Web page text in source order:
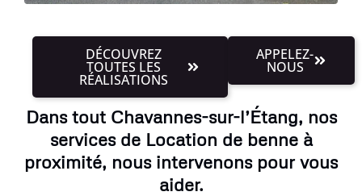
DÉCOUVREZ
TOUTES LES
RÉALISATIONS
APPELEZ-
NOUS
Dans tout Chavannes-sur-l’Étang, nos
services de Location de benne à
proximité, nous intervenons pour vous
aider.